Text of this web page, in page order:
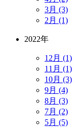
3月 (3)
2月 (1)
2022年
12月 (1)
11月 (1)
10月 (3)
9月 (4)
8月 (3)
7月 (2)
5月 (5)